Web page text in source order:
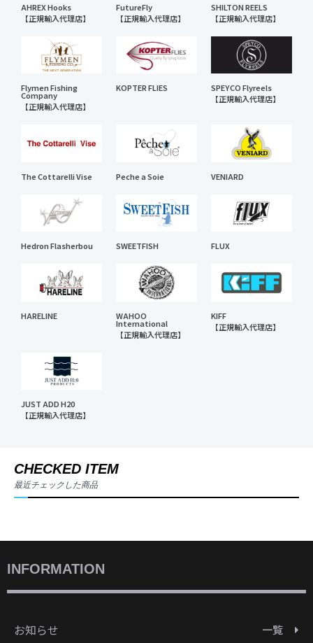
AHREX Hooks
【正規輸入代理店】
FutureFly
【正規輸入代理店】
SHILTON REELS
【正規輸入代理店】
Flymen Fishing
Company
【正規輸入代理店】
KOPTER FLIES
SPEYCO Flyreels
【正規輸入代理店】
The Cottarelli Vise Peche a Soie VENIARD
Hedron Flasherbou SWEETFISH FLUX
HARELINE WAHOO
International
【正規輸入代理店】
KIFF
【正規輸入代理店】
JUST ADD H20
【正規輸入代理店】
CHECKED ITEM
最近チェックした商品
INFORMATION
お知らせ 一覧